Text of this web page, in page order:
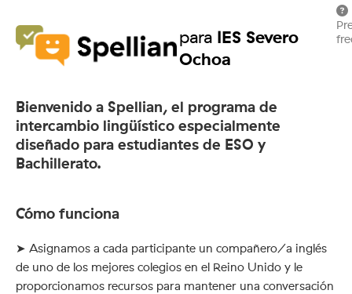
para IES Severo
Ochoa
Bienvenido a Spellian, el programa de
intercambio lingüístico especialmente
diseñado para estudiantes de ESO y
Bachillerato.
Cómo funciona
➤ Asignamos a cada participante un compañero/a inglés
de uno de los mejores colegios en el Reino Unido y le
proporcionamos recursos para mantener una conversación